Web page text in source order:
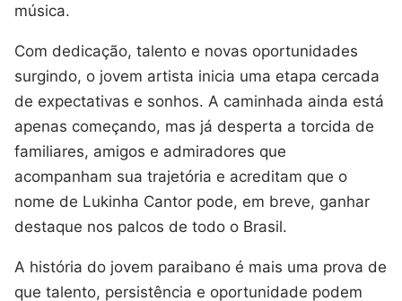
música.
Com dedicação, talento e novas oportunidades
surgindo, o jovem artista inicia uma etapa cercada
de expectativas e sonhos. A caminhada ainda está
apenas começando, mas já desperta a torcida de
familiares, amigos e admiradores que
acompanham sua trajetória e acreditam que o
nome de Lukinha Cantor pode, em breve, ganhar
destaque nos palcos de todo o Brasil.
A história do jovem paraibano é mais uma prova de
que talento, persistência e oportunidade podem